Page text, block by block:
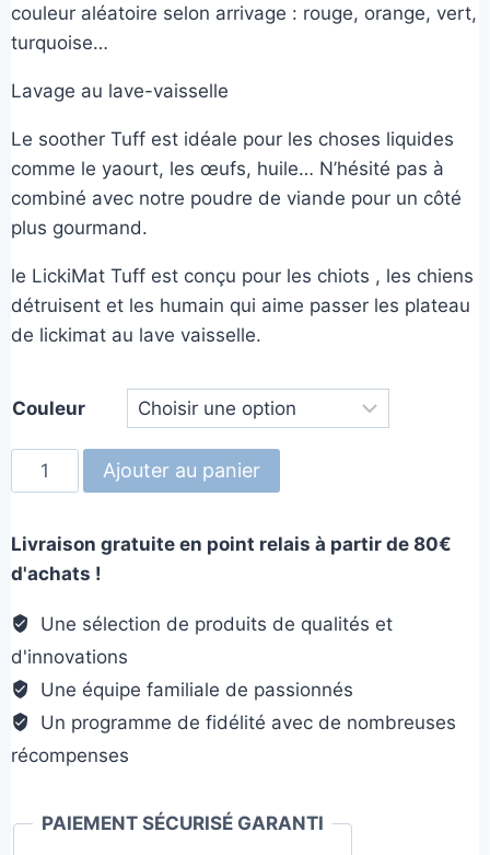
couleur aléatoire selon arrivage : rouge, orange, vert,
turquoise…
Lavage au lave-vaisselle
Le soother Tuff est idéale pour les choses liquides
comme le yaourt, les œufs, huile… N’hésité pas à
combiné avec notre poudre de viande pour un côté
plus gourmand.
le LickiMat Tuff est conçu pour les chiots , les chiens
détruisent et les humain qui aime passer les plateau
de lickimat au lave vaisselle.
Couleur
quantité
de
Tuff
Ajouter au panier
Livraison gratuite en point relais à partir de 80€
d'achats !
Une sélection de produits de qualités et
d'innovations
Une équipe familiale de passionnés
Un programme de fidélité avec de nombreuses
récompenses
PAIEMENT SÉCURISÉ GARANTI